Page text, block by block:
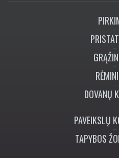
DOVANŲ
PAVEIKSLŲ
TAPYBOS